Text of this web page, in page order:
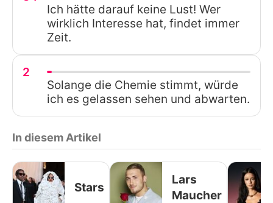
Ich hätte darauf keine Lust! Wer
wirklich Interesse hat, findet immer
Zeit.
2
Solange die Chemie stimmt, würde
ich es gelassen sehen und abwarten.
In diesem Artikel
Stars
Lars
Maucher